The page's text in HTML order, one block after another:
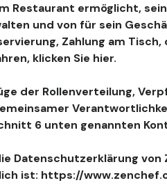
Restaurant ermöglicht,
und von für sein
Zahlung am
klicken Sie hier.
der Rollenverteilung,
6 unten genannten
Datenschutzerklärung
ist: https://